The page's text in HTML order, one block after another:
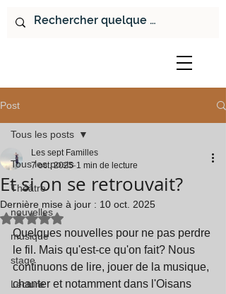
Post
Tous les posts
Théâtre
nouvelles
musique
stage
Lecture
Tous les posts
Et si on se retrouvait?
Les sept Familles
7 oct. 2025 1 min de lecture
Dernière mise à jour : 10 oct. 2025
Noté NaN étoiles sur 5.
Quelques nouvelles pour ne pas perdre
le fil. Mais qu'est-ce qu'on fait? Nous
continuons de lire, jouer de la musique,
chanter et notamment dans l'Oisans